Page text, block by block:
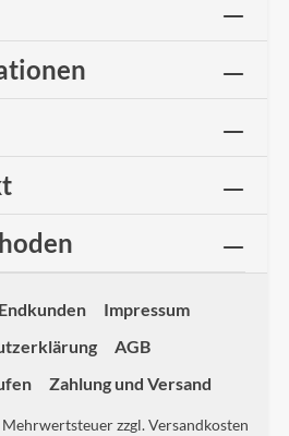
Impressum
AGB
Zahlung und Versand
zzgl.Versandkosten